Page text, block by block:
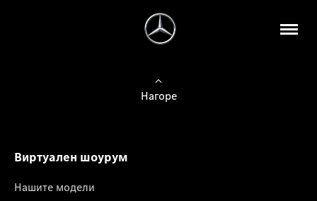
Нагоре
Виртуален шоурум
Нашите модели